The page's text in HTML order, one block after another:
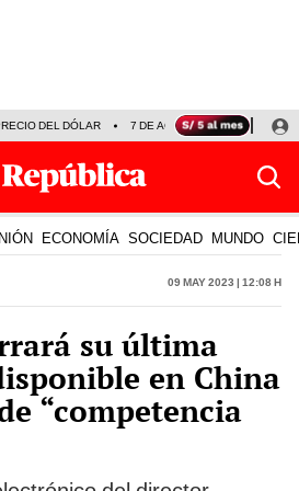
DEL DÓLAR 7 DE AGOSTO OLLANTA
ECONOMÍA SOCIEDAD MUNDO
09 May 2023 | 12:08 h
su última
en China
“competencia